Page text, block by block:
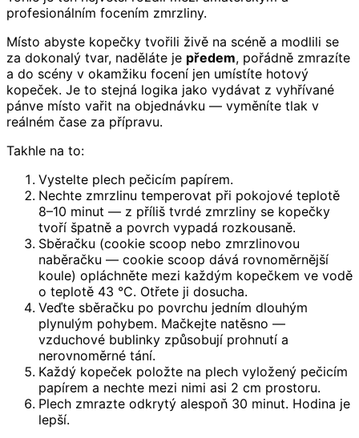
profesionálním focením zmrzliny.
Místo abyste kopečky tvořili živě na scéně a modlili se
za dokonalý tvar, naděláte je předem, pořádně zmrazíte
a do scény v okamžiku focení jen umístíte hotový
kopeček. Je to stejná logika jako vydávat z vyhřívané
pánve místo vařit na objednávku — vyměníte tlak v
reálném čase za přípravu.
Takhle na to:
Vystelte plech pečicím papírem.
Nechte zmrzlinu temperovat při pokojové teplotě
8–10 minut — z příliš tvrdé zmrzliny se kopečky
tvoří špatně a povrch vypadá rozkousaně.
Sběračku (cookie scoop nebo zmrzlinovou
naběračku — cookie scoop dává rovnoměrnější
koule) opláchněte mezi každým kopečkem ve vodě
o teplotě 43 °C. Otřete ji dosucha.
Veďte sběračku po povrchu jedním dlouhým
plynulým pohybem. Mačkejte natěsno —
vzduchové bublinky způsobují prohnutí a
nerovnoměrné tání.
Každý kopeček položte na plech vyložený pečicím
papírem a nechte mezi nimi asi 2 cm prostoru.
Plech zmrazte odkrytý alespoň 30 minut. Hodina je
lepší.